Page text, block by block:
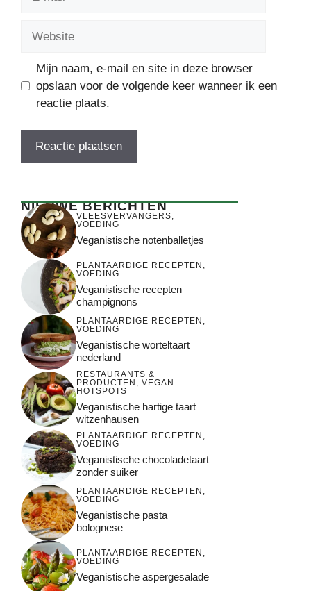
Mijn naam, e-mail en site in deze browser
opslaan voor de volgende keer wanneer ik een
reactie plaats.
NIEUWE BERICHTEN
VLEESVERVANGERS,
VOEDING
Veganistische notenballetjes
PLANTAARDIGE RECEPTEN ,
VOEDING
Veganistische recepten
champignons
PLANTAARDIGE RECEPTEN ,
VOEDING
Veganistische worteltaart
nederland
RESTAURANTS &
PRODUCTEN
VEGAN
HOTSPOTS
Veganistische hartige taart
witzenhausen
PLANTAARDIGE RECEPTEN ,
VOEDING
Veganistische chocoladetaart
zonder suiker
PLANTAARDIGE RECEPTEN ,
VOEDING
Veganistische pasta
bolognese
PLANTAARDIGE RECEPTEN ,
VOEDING
Veganistische aspergesalade